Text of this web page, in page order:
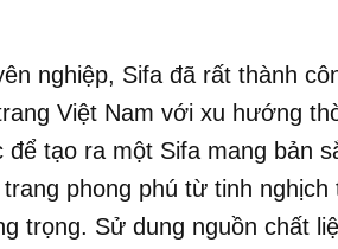
nghiệp, Sifa đã rất thành
Việt Nam với xu hướng
tạo ra một Sifa mang bản
phong phú từ tinh nghịch
trọng. Sử dung nguồn chất